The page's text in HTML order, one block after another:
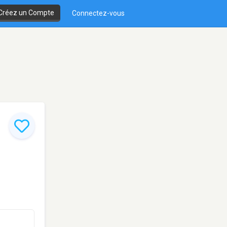
un Compte Connectez-vous